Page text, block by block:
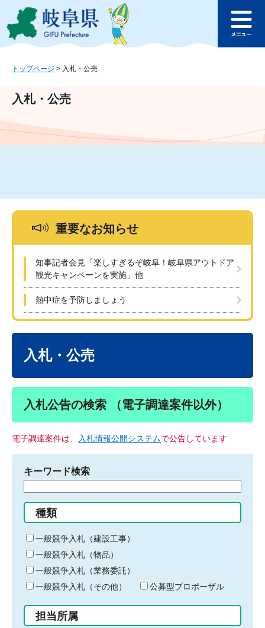
ジ
ュ
文
このページの本文へ
ュ
トップページ > 入札・公売
入札・公売
重要なお知らせ
知事記者会見「楽しすぎるぞ岐阜！岐阜県アウトドア
観光キャンペーンを実施」他
熱中症を予防しましょう
入札・公売
入札公告の検索 （電子調達案件以外）
電子調達案件は、 入札情報公開システムで公告しています
キーワード検索
る
キ
ー
ワ
ー
ド
入
力
種類
一般競争入札（建設工事）
一般競争入札（物品）
一般競争入札（業務委託）
一般競争入札（その他）
公募型プロポーザル
担当所属